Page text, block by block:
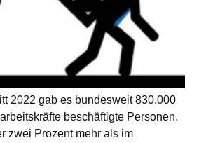
2022 gab es bundesweit 830.000
beschäftigte Personen.
zwei Prozent mehr als im